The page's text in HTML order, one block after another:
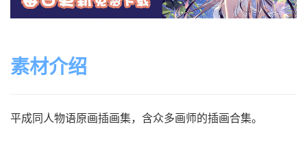
素材介绍
平成同人物语原画插画集，含众多画师的插画合集。